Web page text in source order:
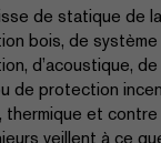
de statique de la
bois, de
d’acoustique,
de protection
thermique et contre
veillent à ce